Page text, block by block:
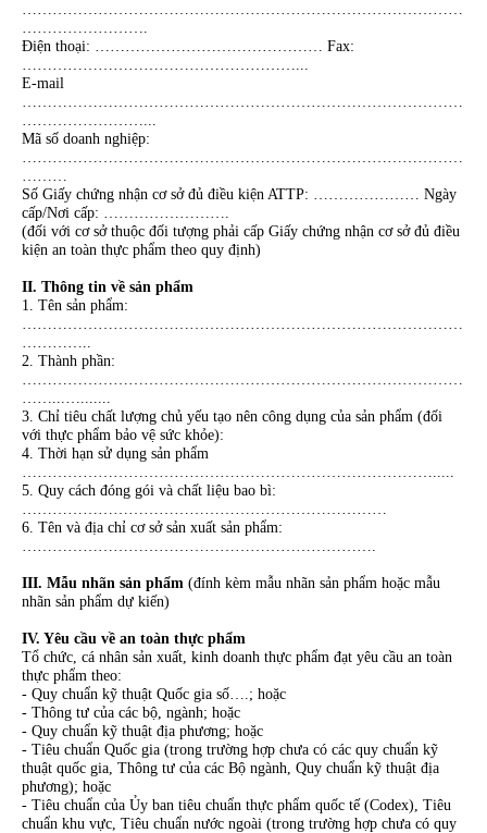
……………………………………………………………………………
…………………….
Điện thoại: ……………………………………… Fax:
………………………………………………...
E-mail
……………………………………………………………………………
……………………...
Mã số doanh nghiệp:
……………………………………………………………………………
………
Số Giấy chứng nhận cơ sở đủ điều kiện ATTP: ………………… Ngày
cấp/Nơi cấp: …………………….
(đối với cơ sở thuộc đối tượng phải cấp Giấy chứng nhận cơ sở đủ điều
kiện an toàn thực phẩm theo quy định)
II. Thông tin về sản phẩm
1. Tên sản phẩm:
……………………………………………………………………………
…………..
2. Thành phần:
……………………………………………………………………………
……...….......
3. Chỉ tiêu chất lượng chủ yếu tạo nên công dụng của sản phẩm (đối
với thực phẩm bảo vệ sức khỏe):
4. Thời hạn sử dụng sản phẩm
……………………………………………………………………….....
5. Quy cách đóng gói và chất liệu bao bì:
………………………………………………………………
6. Tên và địa chỉ cơ sở sản xuất sản phẩm:
…………………………………………………………….
III. Mẫu nhãn sản phẩm (đính kèm mẫu nhãn sản phẩm hoặc mẫu
nhãn sản phẩm dự kiến)
IV. Yêu cầu về an toàn thực phẩm
Tổ chức, cá nhân sản xuất, kinh doanh thực phẩm đạt yêu cầu an toàn
thực phẩm theo:
- Quy chuẩn kỹ thuật Quốc gia số….; hoặc
- Thông tư của các bộ, ngành; hoặc
- Quy chuẩn kỹ thuật địa phương; hoặc
- Tiêu chuẩn Quốc gia (trong trường hợp chưa có các quy chuẩn kỹ
thuật quốc gia, Thông tư của các Bộ ngành, Quy chuẩn kỹ thuật địa
phương); hoặc
- Tiêu chuẩn của Ủy ban tiêu chuẩn thực phẩm quốc tế (Codex), Tiêu
chuẩn khu vực, Tiêu chuẩn nước ngoài (trong trường hợp chưa có quy